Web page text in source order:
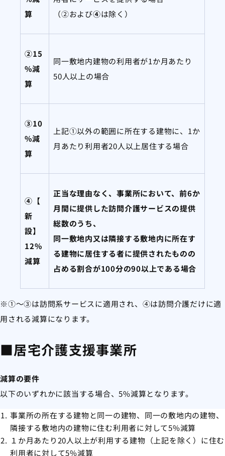
算
（②および④は除く）
②15
%減
算
同一敷地内建物の利用者が1か月あたり
50人以上の場合
③10
%減
算
上記①以外の範囲に所在する建物に、1か
月あたり利用者20人以上居住する場合
④【
新
設】
12%
減算
正当な理由なく、事業所において、前6か
月間に提供した訪問介護サービスの提供
総数のうち、
同一敷地内又は隣接する敷地内に所在す
る建物に居住する者に提供されたものの
占める割合が100分の90以上である場合
※①～③は訪問系サービスに適用され、④は訪問介護だけに適
用される減算になります。
■居宅介護支援事業所
減算の要件
以下のいずれかに該当する場合、5%減算となります。
事業所の所在する建物と同一の建物、同一の敷地内の建物、
隣接する敷地内の建物に住む利用者に対して5%減算
１か月あたり20人以上が利用する建物（上記を除く）に住む
利用者に対して5%減算